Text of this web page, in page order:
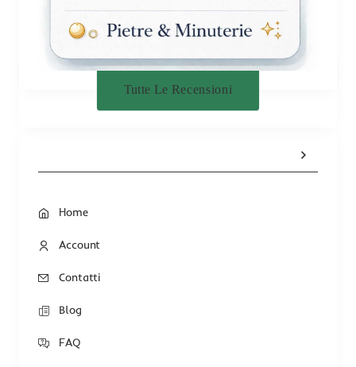
Tutte Le Recensioni
Home
Account
Contatti
Blog
FAQ